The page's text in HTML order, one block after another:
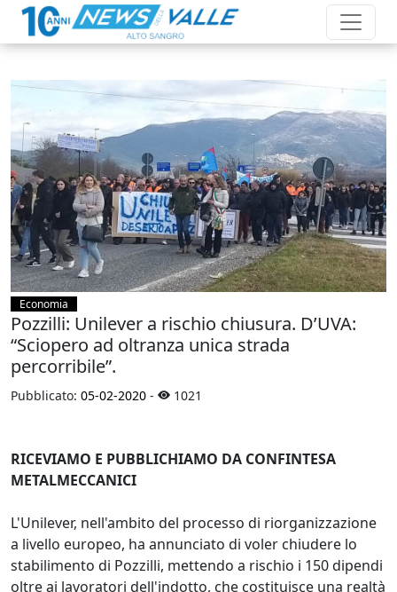
Economia
Pozzilli: Unilever a rischio chiusura. D’UVA:
“Sciopero ad oltranza unica strada
percorribile”.
Pubblicato: 05-02-2020 - 1021
RICEVIAMO E PUBBLICHIAMO DA CONFINTESA
METALMECCANICI
L'Unilever, nell'ambito del processo di riorganizzazione
a livello europeo, ha annunciato di voler chiudere lo
stabilimento di Pozzilli, mettendo a rischio i 150 dipendi
oltre ai lavoratori dell'indotto, che costituisce una realtà